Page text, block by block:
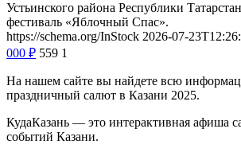
Устьинского района Республики
фестиваль «Яблочный Спас».
https://schema.org/InStock 2026-07-
000 ₽ 559 1
На нашем сайте вы найдете всю
праздничный салют в Казани 2025.
КудаКазань — это интерактивная афиша
событий Казани.